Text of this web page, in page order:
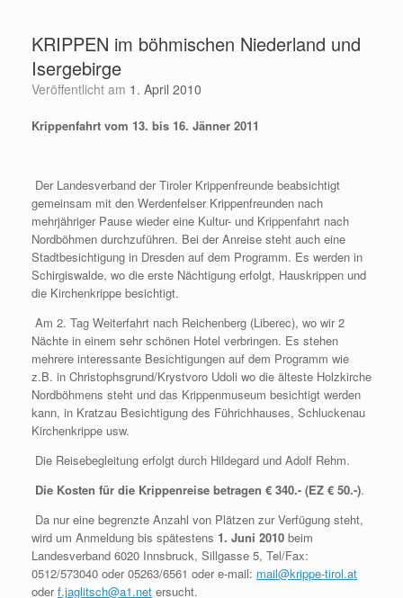
springenKRIPPEN im böhmischen Niederland und
Isergebirge
Veröffentlicht am 1. April 2010
Krippenfahrt vom 13. bis 16. Jänner 2011
Der Landesverband der Tiroler Krippenfreunde beabsichtigt
gemeinsam mit den Werdenfelser Krippenfreunden nach
mehrjähriger Pause wieder eine Kultur- und Krippenfahrt nach
Nordböhmen durchzuführen. Bei der Anreise steht auch eine
Stadtbesichtigung in Dresden auf dem Programm. Es werden in
Schirgiswalde, wo die erste Nächtigung erfolgt, Hauskrippen und
die Kirchenkrippe besichtigt.
Am 2. Tag Weiterfahrt nach Reichenberg (Liberec), wo wir 2
Nächte in einem sehr schönen Hotel verbringen. Es stehen
mehrere interessante Besichtigungen auf dem Programm wie
z.B. in Christophsgrund/Krystvoro Udoli wo die älteste Holzkirche
Nordböhmens steht und das Krippenmuseum besichtigt werden
kann, in Kratzau Besichtigung des Führichhauses, Schluckenau
Kirchenkrippe usw.
Die Reisebegleitung erfolgt durch Hildegard und Adolf Rehm.
Die Kosten für die Krippenreise betragen € 340.- (EZ € 50.-).
Da nur eine begrenzte Anzahl von Plätzen zur Verfügung steht,
wird um Anmeldung bis spätestens 1. Juni 2010 beim
Landesverband 6020 Innsbruck, Sillgasse 5, Tel/Fax:
0512/573040 oder 05263/6561 oder e-mail: mail@krippe-tirol.at
oderf.jaglitsch@a1.net ersucht.